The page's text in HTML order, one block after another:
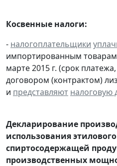
Косвенные налоги:
- налогоплательщики
импортированным
марте 2015 г. (срок
договором (контрактом)
и представляют налоговую
Декларирование
использования
спиртосодержащей
производственных